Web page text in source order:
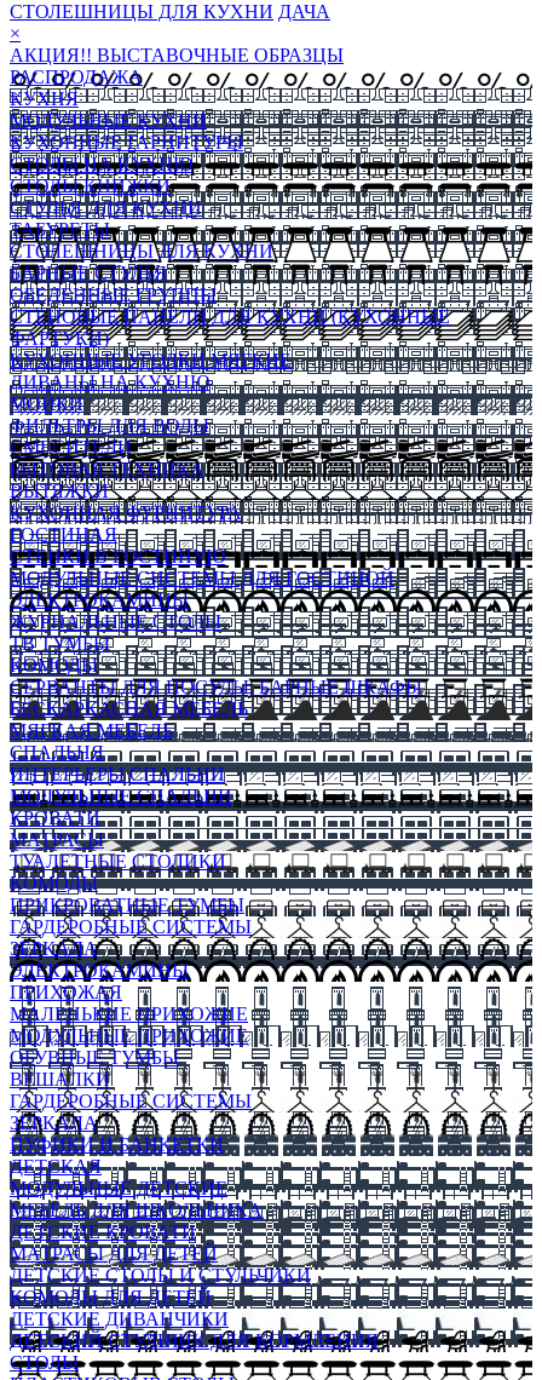
СТОЛЕШНИЦЫ ДЛЯ КУХНИ ДАЧА
×
АКЦИЯ!! ВЫСТАВОЧНЫЕ ОБРАЗЦЫ
РАСПРОДАЖА
КУХНЯ
МОДУЛЬНЫЕ КУХНИ
КУХОННЫЕ ГАРНИТУРЫ
СТОЛЫ НА КУХНЮ
СТОЛЫ КНИЖКИ
СТУЛЬЯ ДЛЯ КУХНИ
ТАБУРЕТЫ
СТОЛЕШНИЦЫ ДЛЯ КУХНИ
БАРНЫЕ СТУЛЬЯ
ОБЕДЕННЫЕ ГРУППЫ
СТЕНОВЫЕ ПАНЕЛИ ДЛЯ КУХНИ (КУХОННЫЕ
ФАРТУКИ)
КУХОННЫЕ УГОЛКИ МЯГКИЕ
ДИВАНЫ НА КУХНЮ
МОЙКИ
ФИЛЬТРЫ ДЛЯ ВОДЫ
СМЕСИТЕЛИ
БЫТОВАЯ ТЕХНИКА
ВЫТЯЖКИ
КУХОННАЯ ФУРНИТУРА
ГОСТИНАЯ
СТЕНКИ В ГОСТИНУЮ
МОДУЛЬНЫЕ СИСТЕМЫ ДЛЯ ГОСТИНОЙ
ЭЛЕКТРОКАМИНЫ
ЖУРНАЛЬНЫЕ СТОЛЫ
ТВ ТУМБЫ
КОМОДЫ
СЕРВАНТЫ ДЛЯ ПОСУДЫ, БАРНЫЕ ШКАФЫ
БЕСКАРКАСНАЯ МЕБЕЛЬ
МЯГКАЯ МЕБЕЛЬ
СПАЛЬНЯ
ИНТЕРЬЕРЫ СПАЛЬНИ
МОДУЛЬНЫЕ СПАЛЬНИ
КРОВАТИ
МАТРАСЫ
ТУАЛЕТНЫЕ СТОЛИКИ
КОМОДЫ
ПРИКРОВАТНЫЕ ТУМБЫ
ГАРДЕРОБНЫЕ СИСТЕМЫ
ЗЕРКАЛА
ЭЛЕКТРОКАМИНЫ
ПРИХОЖАЯ
МАЛЕНЬКИЕ ПРИХОЖИЕ
МОДУЛЬНЫЕ ПРИХОЖИЕ
ОБУВНЫЕ ТУМБЫ
ВЕШАЛКИ
ГАРДЕРОБНЫЕ СИСТЕМЫ
ЗЕРКАЛА
ПУФИКИ И БАНКЕТКИ
ДЕТСКАЯ
МОДУЛЬНЫЕ ДЕТСКИЕ
МЕБЕЛЬ ДЛЯ ШКОЛЬНИКА
ДЕТСКИЕ КРОВАТИ
МАТРАСЫ ДЛЯ ДЕТЕЙ
ДЕТСКИЕ СТОЛЫ И СТУЛЬЧИКИ
КОМОДЫ ДЛЯ ДЕТЕЙ
ДЕТСКИЕ ДИВАНЧИКИ
ДЕТСКИЙ СТУЛЬЧИК ДЛЯ КОРМЛЕНИЯ
СТОЛЫ